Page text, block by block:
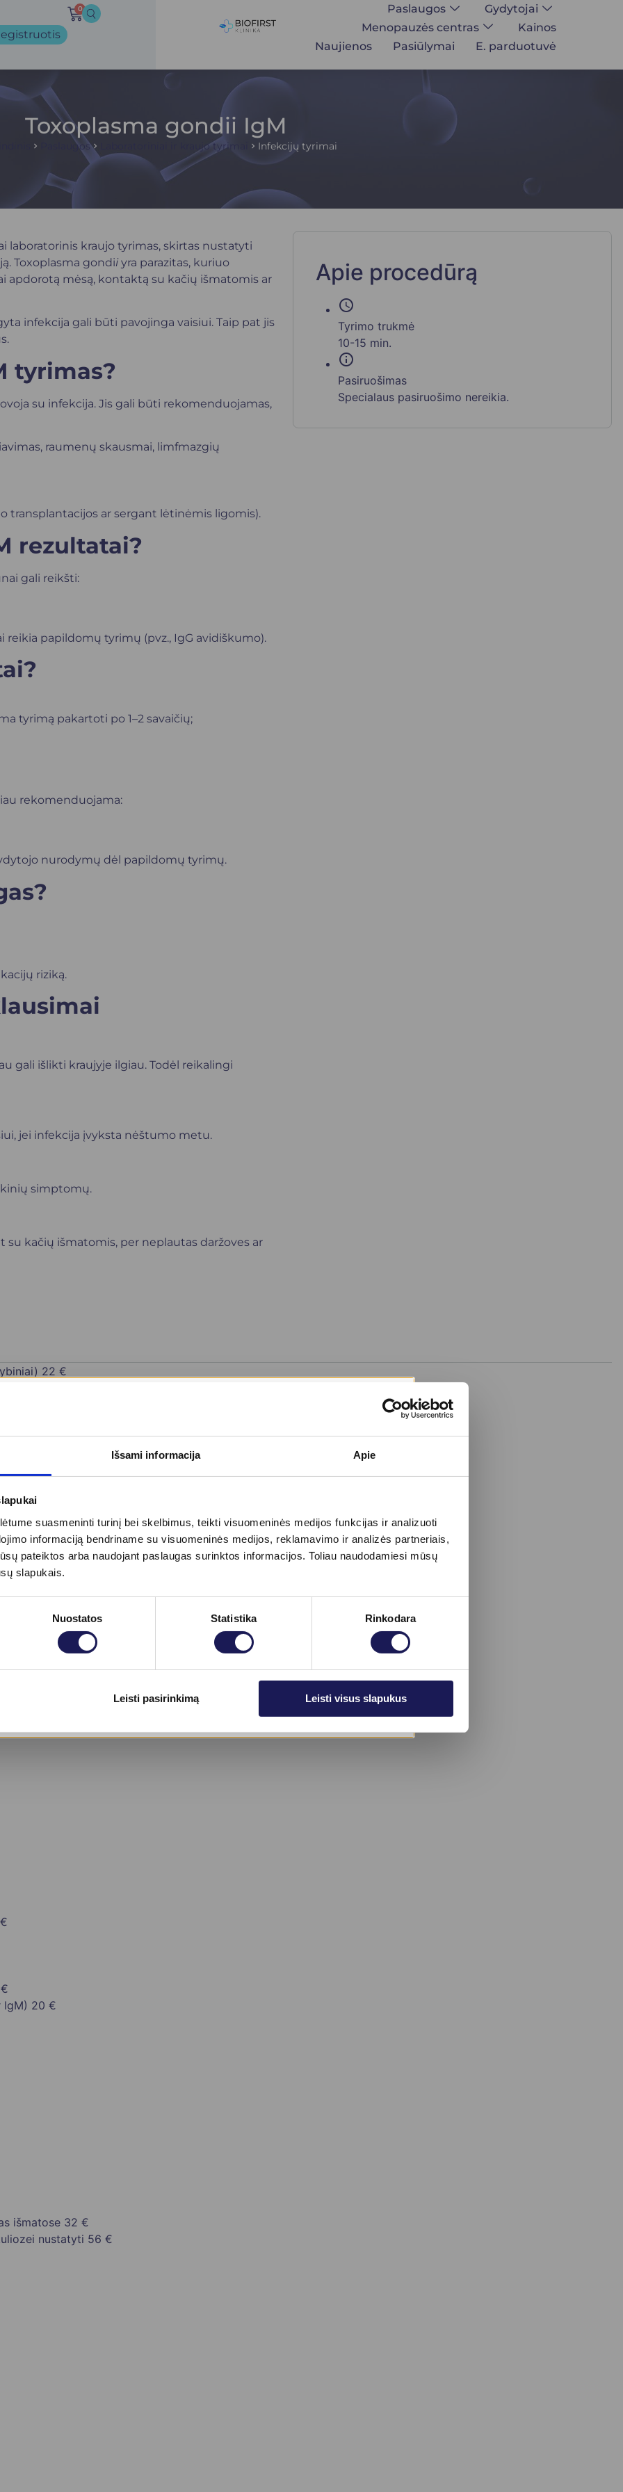
Išsami informacija Apie
suasmeninti turinį bei skelbimus, teikti visuomeninės medijos funkcijas ir analizuoti
informaciją bendriname su visuomeninės medijos, reklamavimo ir analizės partneriais,
pateiktos arba naudojant paslaugas surinktos informacijos. Toliau naudodamiesi mūsų
slapukais.
Nuostatos Statistika Rinkodara
Leisti pasirinkimą Leisti visus slapukus
0 Paslaugos
Gydytojai
Menopauzės centras
Kainos
Naujienos
Pasiūlymai E. parduotuvė
Toxoplasma gondii IgM
Paslaugos Laboratoriniai ir kraujo tyrimai Infekcijų tyrimai
laboratorinis kraujo tyrimas, skirtas nustatyti
Toxoplasma gondii yra parazitas, kuriuo
apdorotą mėsą, kontaktą su kačių išmatomis ar
infekcija gali būti pavojinga vaisiui. Taip pat jis
tyrimas?
su infekcija. Jis gali būti rekomenduojamas,
raumenų skausmai, limfmazgių
transplantacijos ar sergant lėtinėmis ligomis).
rezultatai?
gali reikšti:
papildomų tyrimų (pvz., IgG avidiškumo).
tyrimą pakartoti po 1–2 savaičių;
rekomenduojama:
nurodymų dėl papildomų tyrimų.
riziką.
gali išlikti kraujyje ilgiau. Todėl reikalingi
jei infekcija įvyksta nėštumo metu.
simptomų.
kačių išmatomis, per neplautas daržoves ar
Apie procedūrą
schedule
Tyrimo trukmė
10-15 min.
info
Pasiruošimas
Specialaus pasiruošimo nereikia.
22 €
IgM) 20 €
išmatose 32 €
nustatyti 56 €